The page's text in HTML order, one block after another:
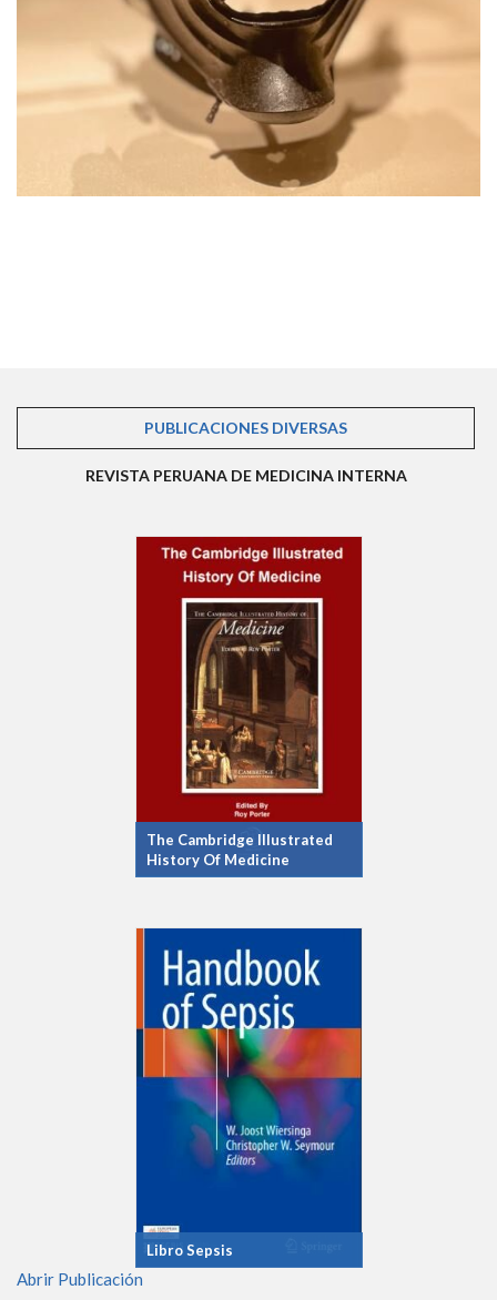
PUBLICACIONES DIVERSAS
REVISTA PERUANA DE MEDICINA INTERNA
The Cambridge Illustrated
History Of Medicine
Libro Sepsis
Abrir Publicación